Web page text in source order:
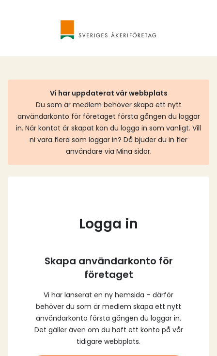
Vi har uppdaterat vår webbplats
Du som är medlem behöver skapa ett nytt
användarkonto för företaget första gången du loggar
in. När kontot är skapat kan du logga in som vanligt. Vill
ni vara flera som loggar in? Då bjuder du in fler
användare via Mina sidor.
Logga in
Skapa användarkonto för
företaget
Vi har lanserat en ny hemsida – därför
behöver du som är medlem skapa ett nytt
användarkonto första gången du loggar in.
Det gäller även om du haft ett konto på vår
tidigare webbplats.